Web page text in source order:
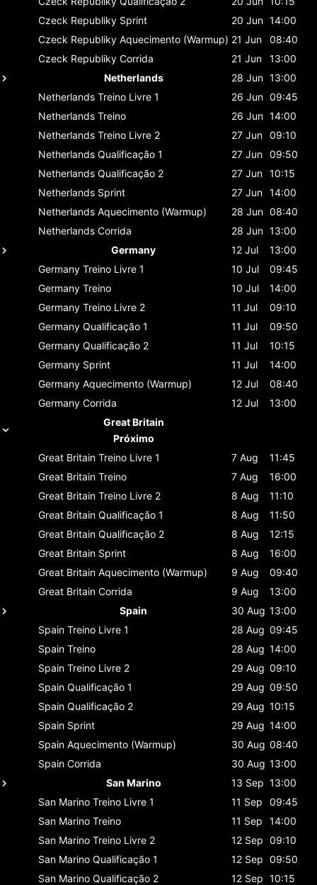
Czeck Republiky Sprint 20 Jun 14:00
Czeck Republiky Aquecimento (Warmup) 21 Jun
08:40
Czeck Republiky Corrida 21 Jun
13:00
Netherlands
28 Jun 13:00
Netherlands Treino Livre 1 26 Jun 09:45
Netherlands Treino 26 Jun 14:00
Netherlands Treino Livre 2 27 Jun 09:10
Netherlands Qualificação 1 27 Jun 09:50
Netherlands Qualificação 2 27 Jun 10:15
Netherlands Sprint 27 Jun 14:00
Netherlands Aquecimento (Warmup) 28 Jun 08:40
Netherlands Corrida 28 Jun 13:00
Germany
12 Jul
13:00
Germany Treino Livre 1 10 Jul
09:45
Germany Treino 10 Jul
14:00
Germany Treino Livre 2 11 Jul
09:10
Germany Qualificação 1 11 Jul
09:50
Germany Qualificação 2 11 Jul
10:15
Germany Sprint 11 Jul
14:00
Germany Aquecimento (Warmup) 12 Jul
08:40
Germany Corrida 12 Jul
13:00
Great Britain
Próximo
Great Britain Treino Livre 1 7 Aug
11:45
Great Britain Treino 7 Aug
16:00
Great Britain Treino Livre 2 8 Aug
11:10
Great Britain Qualificação 1 8 Aug
11:50
Great Britain Qualificação 2 8 Aug
12:15
Great Britain Sprint 8 Aug
16:00
Great Britain Aquecimento (Warmup) 9 Aug
09:40
Great Britain Corrida 9 Aug
13:00
Spain
30 Aug 13:00
Spain Treino Livre 1 28 Aug 09:45
Spain Treino 28 Aug 14:00
Spain Treino Livre 2 29 Aug 09:10
Spain Qualificação 1 29 Aug 09:50
Spain Qualificação 2 29 Aug 10:15
Spain Sprint 29 Aug 14:00
Spain Aquecimento (Warmup) 30 Aug 08:40
Spain Corrida 30 Aug 13:00
San Marino
13 Sep 13:00
San Marino Treino Livre 1 11 Sep
09:45
San Marino Treino 11 Sep
14:00
San Marino Treino Livre 2 12 Sep 09:10
San Marino Qualificação 1 12 Sep 09:50
San Marino Qualificação 2 12 Sep 10:15